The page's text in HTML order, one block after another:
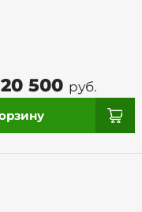
20 500 руб.